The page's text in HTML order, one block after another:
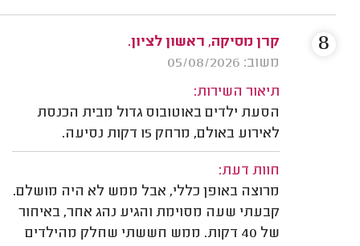
קרן מסיקה, ראשון לציון.
משוב: 05/08/2026
תיאור השירות:
הסעת ילדים באוטובוס גדול מבית הכנסת
לאירוע באולם, מרחק 15 דקות נסיעה.
חוות דעת:
מרוצה באופן כללי, אבל ממש לא היה מושלם.
קבעתי שעה מסוימת והגיע נהג אחר, באיחור
של 40 דקות. ממש חששתי שחלק מהילדים
8